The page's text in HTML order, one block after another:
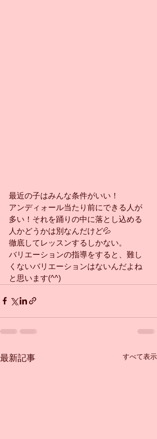
最近の子はみんな条件がいい！
アンディォール当たり前にできる人が
多い！それを踊りの中に落とし込める
人かどうかは別なんだけど💦
徹底してレッスンするしかない。
バリエーションの指導をすると、難し
くないバリエーションはないんだよね
と思います(^^)
最新記事 すべて表示